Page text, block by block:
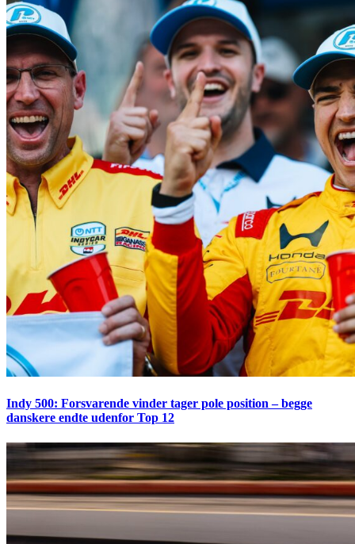
Indy 500: Forsvarende vinder tager pole position – begge
danskere endte udenfor Top 12